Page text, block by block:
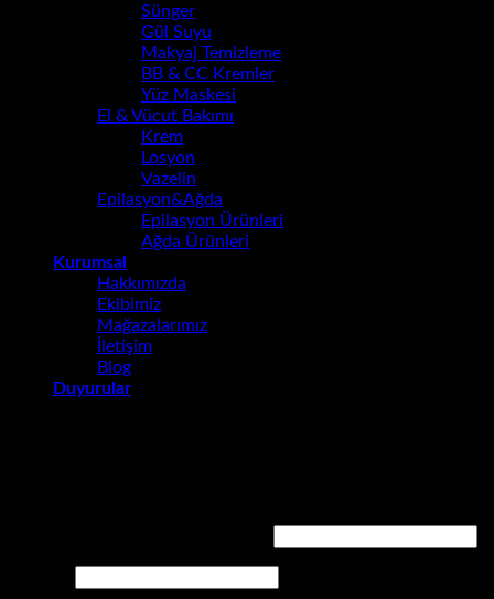
Sünger
Gül Suyu
Makyaj Temizleme
BB & CC Kremler
Yüz Maskesi
El & Vücut Bakımı
Krem
Losyon
Vazelin
Epilasyon&Ağda
Epilasyon Ürünleri
Ağda Ürünleri
Kurumsal
Hakkımızda
Ekibimiz
Mağazalarımız
İletişim
Blog
Duyurular